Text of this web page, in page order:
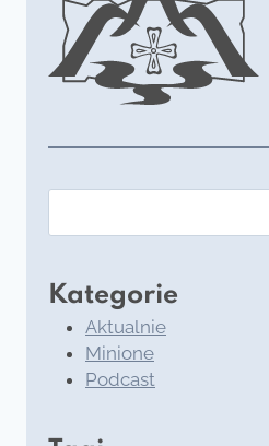
Kategorie
Aktualnie
Minione
Podcast